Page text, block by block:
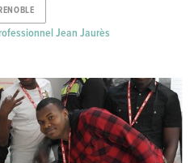
Jean Jaurès